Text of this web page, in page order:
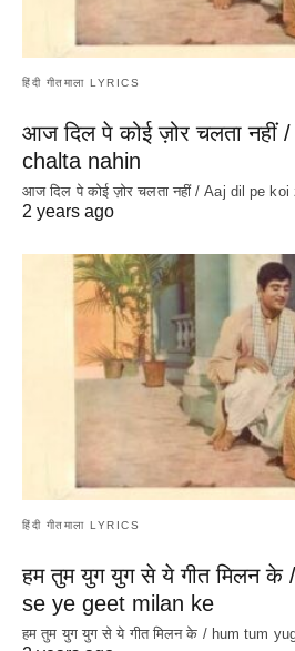
हिंदी गीतमाला LYRICS
आज दिल पे कोई ज़ोर चलता नहीं
chalta nahin
आज दिल पे कोई ज़ोर चलता नहीं / Aaj dil pe
2 years ago
हिंदी गीतमाला LYRICS
हम तुम युग युग से ये गीत मिलन
se ye geet milan ke
हम तुम युग युग से ये गीत मिलन के / hum tum